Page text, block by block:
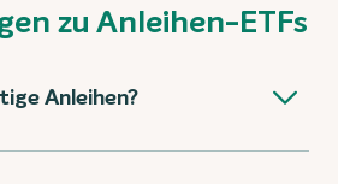
zu Anleihen-ETFs
Anleihen?